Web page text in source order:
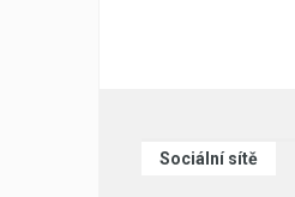
Sociální sítě